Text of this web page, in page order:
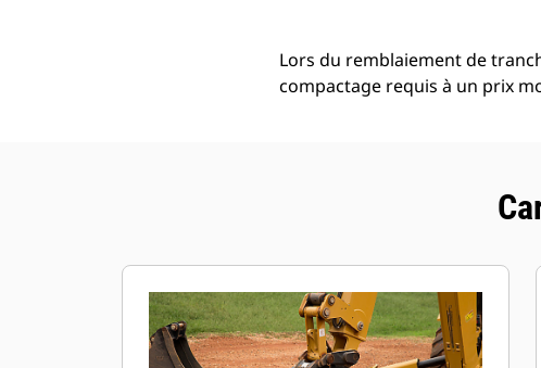
Lors du remblaiement de
compactage requis à un prix